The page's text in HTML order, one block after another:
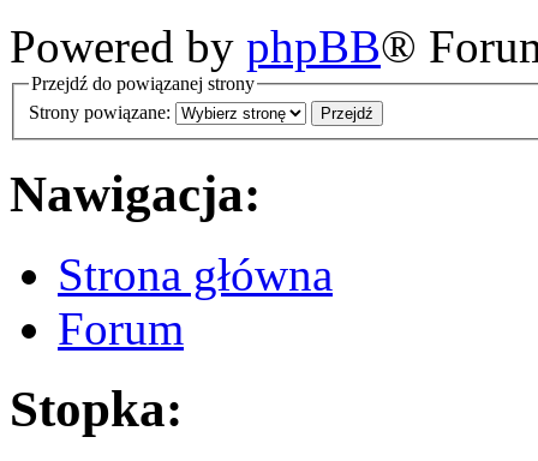
Powered by phpBB®
Przejdź do powiązanej strony
Strony powiązane:
Nawigacja:
Strona główna
Forum
Stopka: